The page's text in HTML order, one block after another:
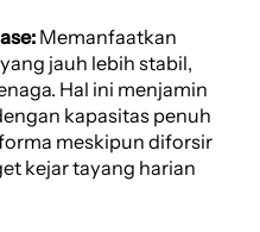
Memanfaatkan
jauh lebih stabil,
Hal ini menjamin
kapasitas penuh
meskipun diforsir
kejar tayang harian